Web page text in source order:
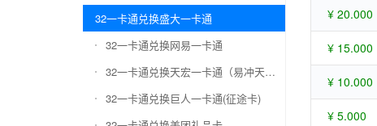
32一卡通兑换盛大一卡通
32一卡通兑换网易一卡通
32一卡通兑换天宏一卡通（易冲天宏卡）
32一卡通兑换巨人一卡通(征途卡)
¥ 20.000
¥ 15.000
¥ 10.000
¥ 5.000